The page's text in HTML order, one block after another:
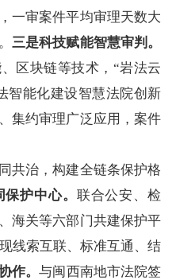
一审案件平均审理天数大
三是科技赋能智慧审判。
区块链等技术，“岩法云
智能化建设智慧法院创新
集约审理广泛应用，案件
治，构建全链条保护格
护中心。 联合公安、检
海关等六部门共建保护平
线索互联、标准互通、结
作。与闽西南地市法院签